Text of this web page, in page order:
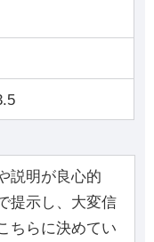
説明が良心的
提示し、大変信
ちらに決めてい